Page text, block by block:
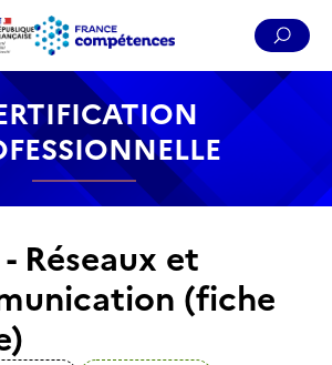
Menu Pied de page
de navigation
Réseaux et
(fiche